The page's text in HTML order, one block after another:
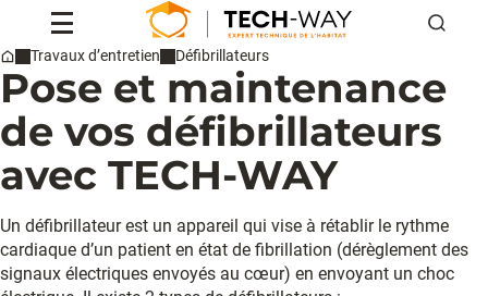
Professionnels
Particuliers
Conseils & actus
Qui sommes-nous ?
Devis
Home
Travaux d’entretien Défibrillateurs
Pose et maintenance
de vos défibrillateurs
avec TECH-WAY
Un défibrillateur est un appareil qui vise à rétablir le rythme
cardiaque d’un patient en état de fibrillation (dérèglement des
signaux électriques envoyés au cœur) en envoyant un choc